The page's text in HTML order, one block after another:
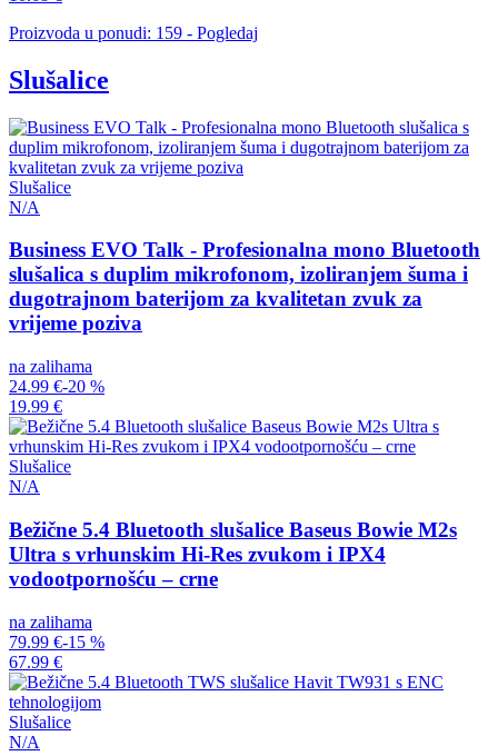
Proizvoda u ponudi: 159 - Pogledaj
Slušalice
Slušalice
N/A
Business EVO Talk - Profesionalna mono Bluetooth
slušalica s duplim mikrofonom, izoliranjem šuma i
dugotrajnom baterijom za kvalitetan zvuk za
vrijeme poziva
na zalihama
24.99 €-20 %
19.99 €
Slušalice
N/A
Bežične 5.4 Bluetooth slušalice Baseus Bowie M2s
Ultra s vrhunskim Hi-Res zvukom i IPX4
vodootpornošću – crne
na zalihama
79.99 €-15 %
67.99 €
Slušalice
N/A